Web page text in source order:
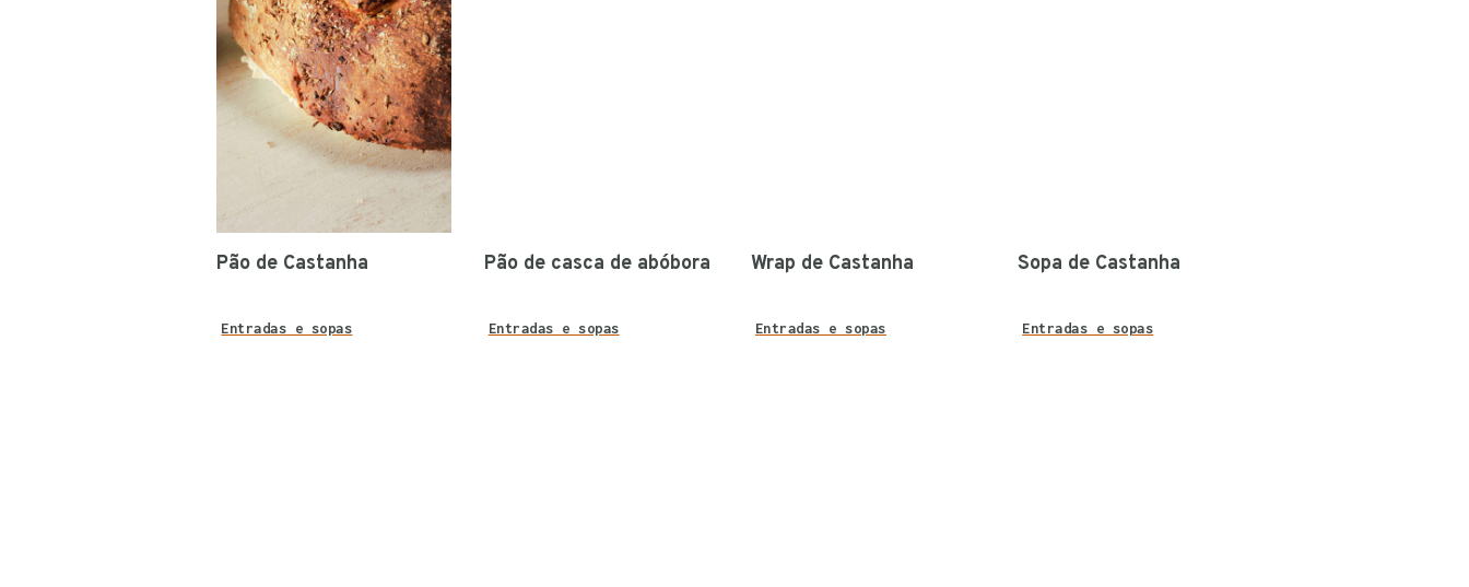
Pão de Castanha
Entradas e sopas
Pão de casca de abóbora
Entradas e sopas
Wrap de Castanha
Entradas e sopas
Sopa de Castanha
Entradas e sopas